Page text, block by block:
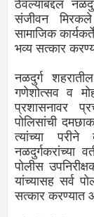
ठेवल्याबद्दल
संजीवन मिरकले
सामाजिक
भव्य सत्कार
नळदुर्ग
गणेशोत्सव व
प्रशासनावर
पोलिसांची
त्यांच्या
नळदुर्गकरांच्या
पोलीस
यांच्यासह सर्व
सत्कार करण्यात